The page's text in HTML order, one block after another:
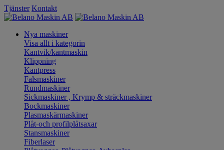
Tjänster Kontakt
Nya maskiner
Visa allt i kategorin
Kantvik/kantmaskin
Klippning
Kantpress
Falsmaskiner
Rundmaskiner
Sickmaskiner , Krymp & sträckmaskiner
Bockmaskiner
Plasmaskärmaskiner
Plåt-och profilplåtsaxar
Stansmaskiner
Fiberlaser